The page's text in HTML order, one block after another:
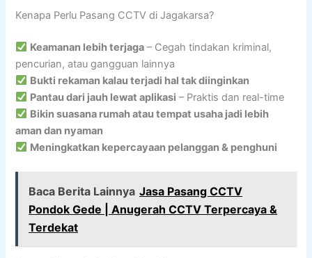
Kenapa Perlu Pasang CCTV di Jagakarsa?
Keamanan lebih terjaga – Cegah tindakan kriminal,
pencurian, atau gangguan lainnya
Bukti rekaman kalau terjadi hal tak diinginkan
Pantau dari jauh lewat aplikasi – Praktis dan real-time
Bikin suasana rumah atau tempat usaha jadi lebih
aman dan nyaman
Meningkatkan kepercayaan pelanggan & penghuni
Baca Berita Lainnya Jasa Pasang CCTV
Pondok Gede | Anugerah CCTV Terpercaya &
Terdekat